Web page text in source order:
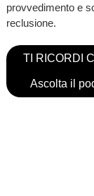
provvedimento e
reclusione.
TI RICORDI
Ascolta il